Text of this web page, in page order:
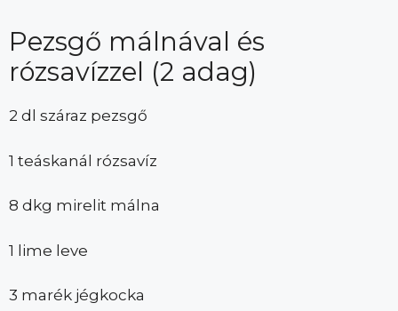
Pezsgő málnával és
rózsavízzel (2 adag)
2 dl száraz pezsgő
1 teáskanál rózsavíz
8 dkg mirelit málna
1 lime leve
3 marék jégkocka